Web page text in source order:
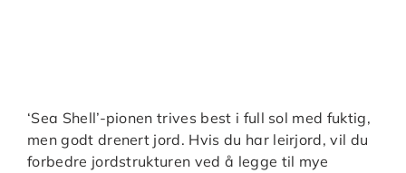
‘Sea Shell’-pionen trives best i full sol med fuktig,
men godt drenert jord. Hvis du har leirjord, vil du
forbedre jordstrukturen ved å legge til mye